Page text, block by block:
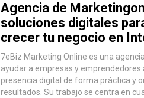
Agencia de
soluciones digitales
crecer tu negocio en
7eBiz Marketing Online es una
ayudar a empresas y emprendedores
presencia digital de forma práctica y
resultados. Su trabajo se centra en